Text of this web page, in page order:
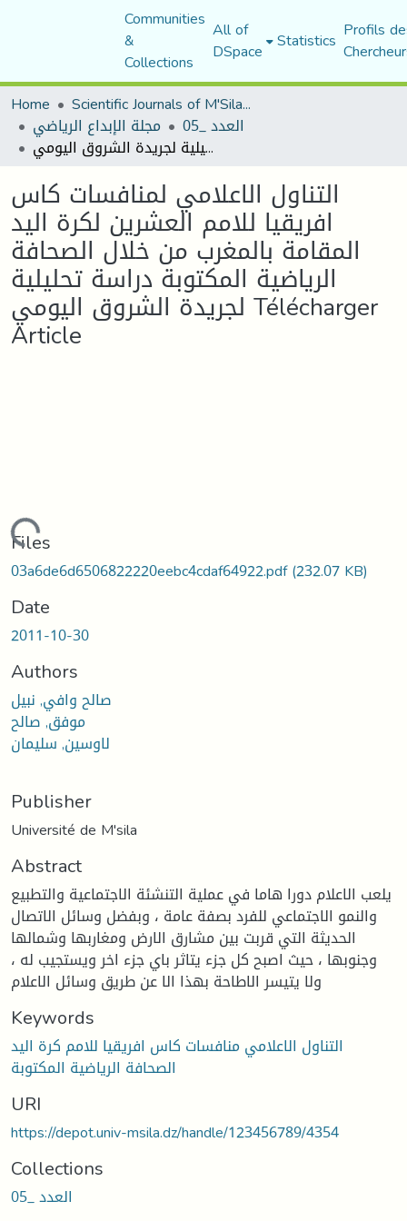
Communities
&
Collections
All of
DSpace Statistics Profils
Home
Scientific Journals of M'Sila University
مجلة الإبداع الرياضي العدد _05
التناول الاعلامي لمنافسات كاس افريقيا للامم العشرين لكرة اليد المقامة بالمغرب من خلال الصحافة الرياضية المكتوبة دراسة تحليلية لجريدة الشروق اليومي Télécharger Article
التناول الاعلامي لمنافسات كاس
افريقيا للامم العشرين لكرة اليد
المقامة بالمغرب من خلال الصحافة
الرياضية المكتوبة دراسة تحليلية
لجريدة الشروق اليومي Télécharger
Article
Loading...
Files
03a6de6d6506822220eebc4cdaf64922.pdf(232.07 KB)
Date
2011-10-30
Authors
صالح وافي, نبيل
موفق, صالح
لاوسين, سليمان
Publisher
Université de M'sila
Abstract
يلعب الاعلام دورا هاما في عملية التنشئة الاجتماعية والتطبيع
والنمو الاجتماعي للفرد بصفة عامة ، وبفضل وسائل الاتصال
الحديثة التي قربت بين مشارق الارض ومغاربها وشمالها
وجنوبها ، حيث اصبح كل جزء يتاثر باي جزء اخر ويستجيب له ،
ولا يتيسر الاطاحة بهذا الا عن طريق وسائل الاعلام
Keywords
التناول الاعلامي منافسات كاس افريقيا للامم كرة اليد
الصحافة الرياضية المكتوبة
URI
https://depot.univ-msila.dz/handle/123456789/4354
Collections
العدد _05